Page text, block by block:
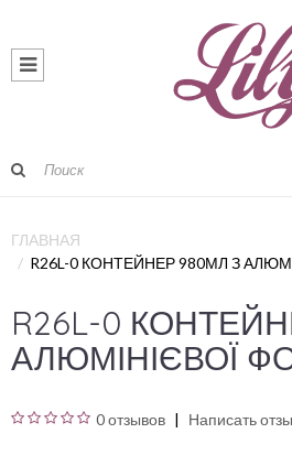
ГЛАВНАЯ
R26L-0 КОНТЕЙНЕР 980МЛ З
R26L-0
АЛЮМІНІЄВОЇ
0 отзывов Написать